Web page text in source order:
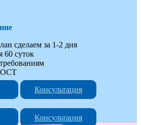
сделаем за 1-2 дня
60 суток
Консультация
Консультация